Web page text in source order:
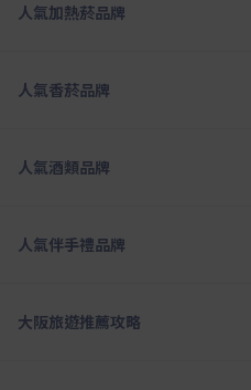
人氣加熱菸品牌
人氣香菸品牌
人氣酒類品牌
人氣伴手禮品牌
大阪旅遊推薦攻略